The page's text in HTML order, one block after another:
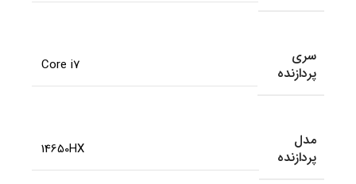
سری
پردازنده
Core i7
مدل
پردازنده
14650HX